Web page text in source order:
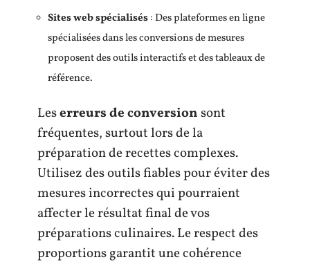
Sites web spécialisés: Des plateformes en ligne
spécialisées dans les conversions de mesures
proposent des outils interactifs et des tableaux de
référence.
Leserreurs de conversionsont
fréquentes, surtout lors de la
préparation de recettes complexes.
Utilisez des outils fiables pour éviter des
mesures incorrectes qui pourraient
affecter le résultat final de vos
préparations culinaires. Le respect des
proportions garantit une cohérence